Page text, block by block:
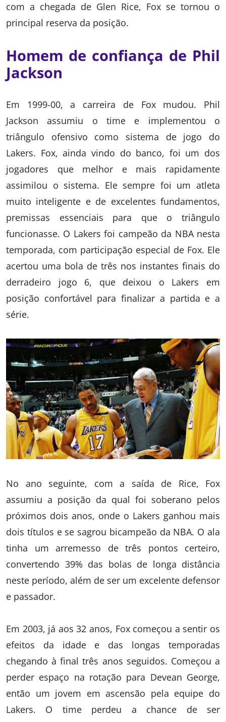
com a chegada de Glen Rice, Fox se tornou o
principal reserva da posição.
Homem de confiança de Phil
Jackson
Em 1999-00, a carreira de Fox mudou. Phil
Jackson assumiu o time e implementou o
triângulo ofensivo como sistema de jogo do
Lakers. Fox, ainda vindo do banco, foi um dos
jogadores que melhor e mais rapidamente
assimilou o sistema. Ele sempre foi um atleta
muito inteligente e de excelentes fundamentos,
premissas essenciais para que o triângulo
funcionasse. O Lakers foi campeão da NBA nesta
temporada, com participação especial de Fox. Ele
acertou uma bola de três nos instantes finais do
derradeiro jogo 6, que deixou o Lakers em
posição confortável para finalizar a partida e a
série.
No ano seguinte, com a saída de Rice, Fox
assumiu a posição da qual foi soberano pelos
próximos dois anos, onde o Lakers ganhou mais
dois títulos e se sagrou bicampeão da NBA. O ala
tinha um arremesso de três pontos certeiro,
convertendo 39% das bolas de longa distância
neste período, além de ser um excelente defensor
e passador.
Em 2003, já aos 32 anos, Fox começou a sentir os
efeitos da idade e das longas temporadas
chegando à final três anos seguidos. Começou a
perder espaço na rotação para Devean George,
então um jovem em ascensão pela equipe do
Lakers. O time perdeu a chance de ser